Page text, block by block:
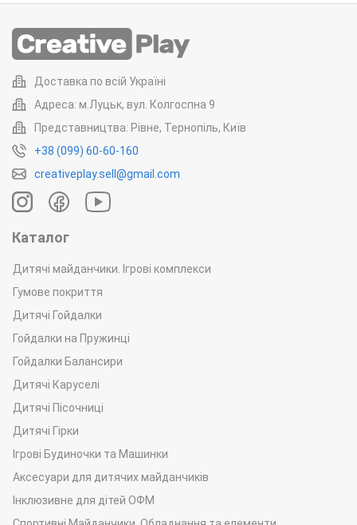
Доставка по всій Україні
Адреса: м.Луцьк, вул. Колгоспна 9
Представництва: Рівне, Тернопіль, Київ
+38 (099) 60-60-160
creativeplay.sell@gmail.com
Каталог
Дитячі майданчики. Ігрові комплекси
Гумове покриття
Дитячі Гойдалки
Гойдалки на Пружинці
Гойдалки Балансири
Дитячі Каруселі
Дитячі Пісочниці
Дитячі Гірки
Ігрові Будиночки та Машинки
Аксесуари для дитячих майданчиків
Інклюзивне для дітей ОФМ